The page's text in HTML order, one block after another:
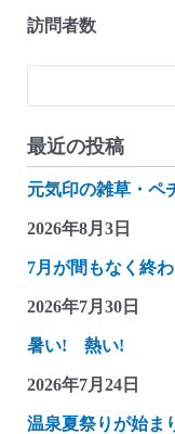
訪問者数
最近の投稿
元気印の雑草・ペ
2026年8月3日
7月が間もなく終
2026年7月30日
暑い! 熱い!
2026年7月24日
温泉夏祭りが始ま